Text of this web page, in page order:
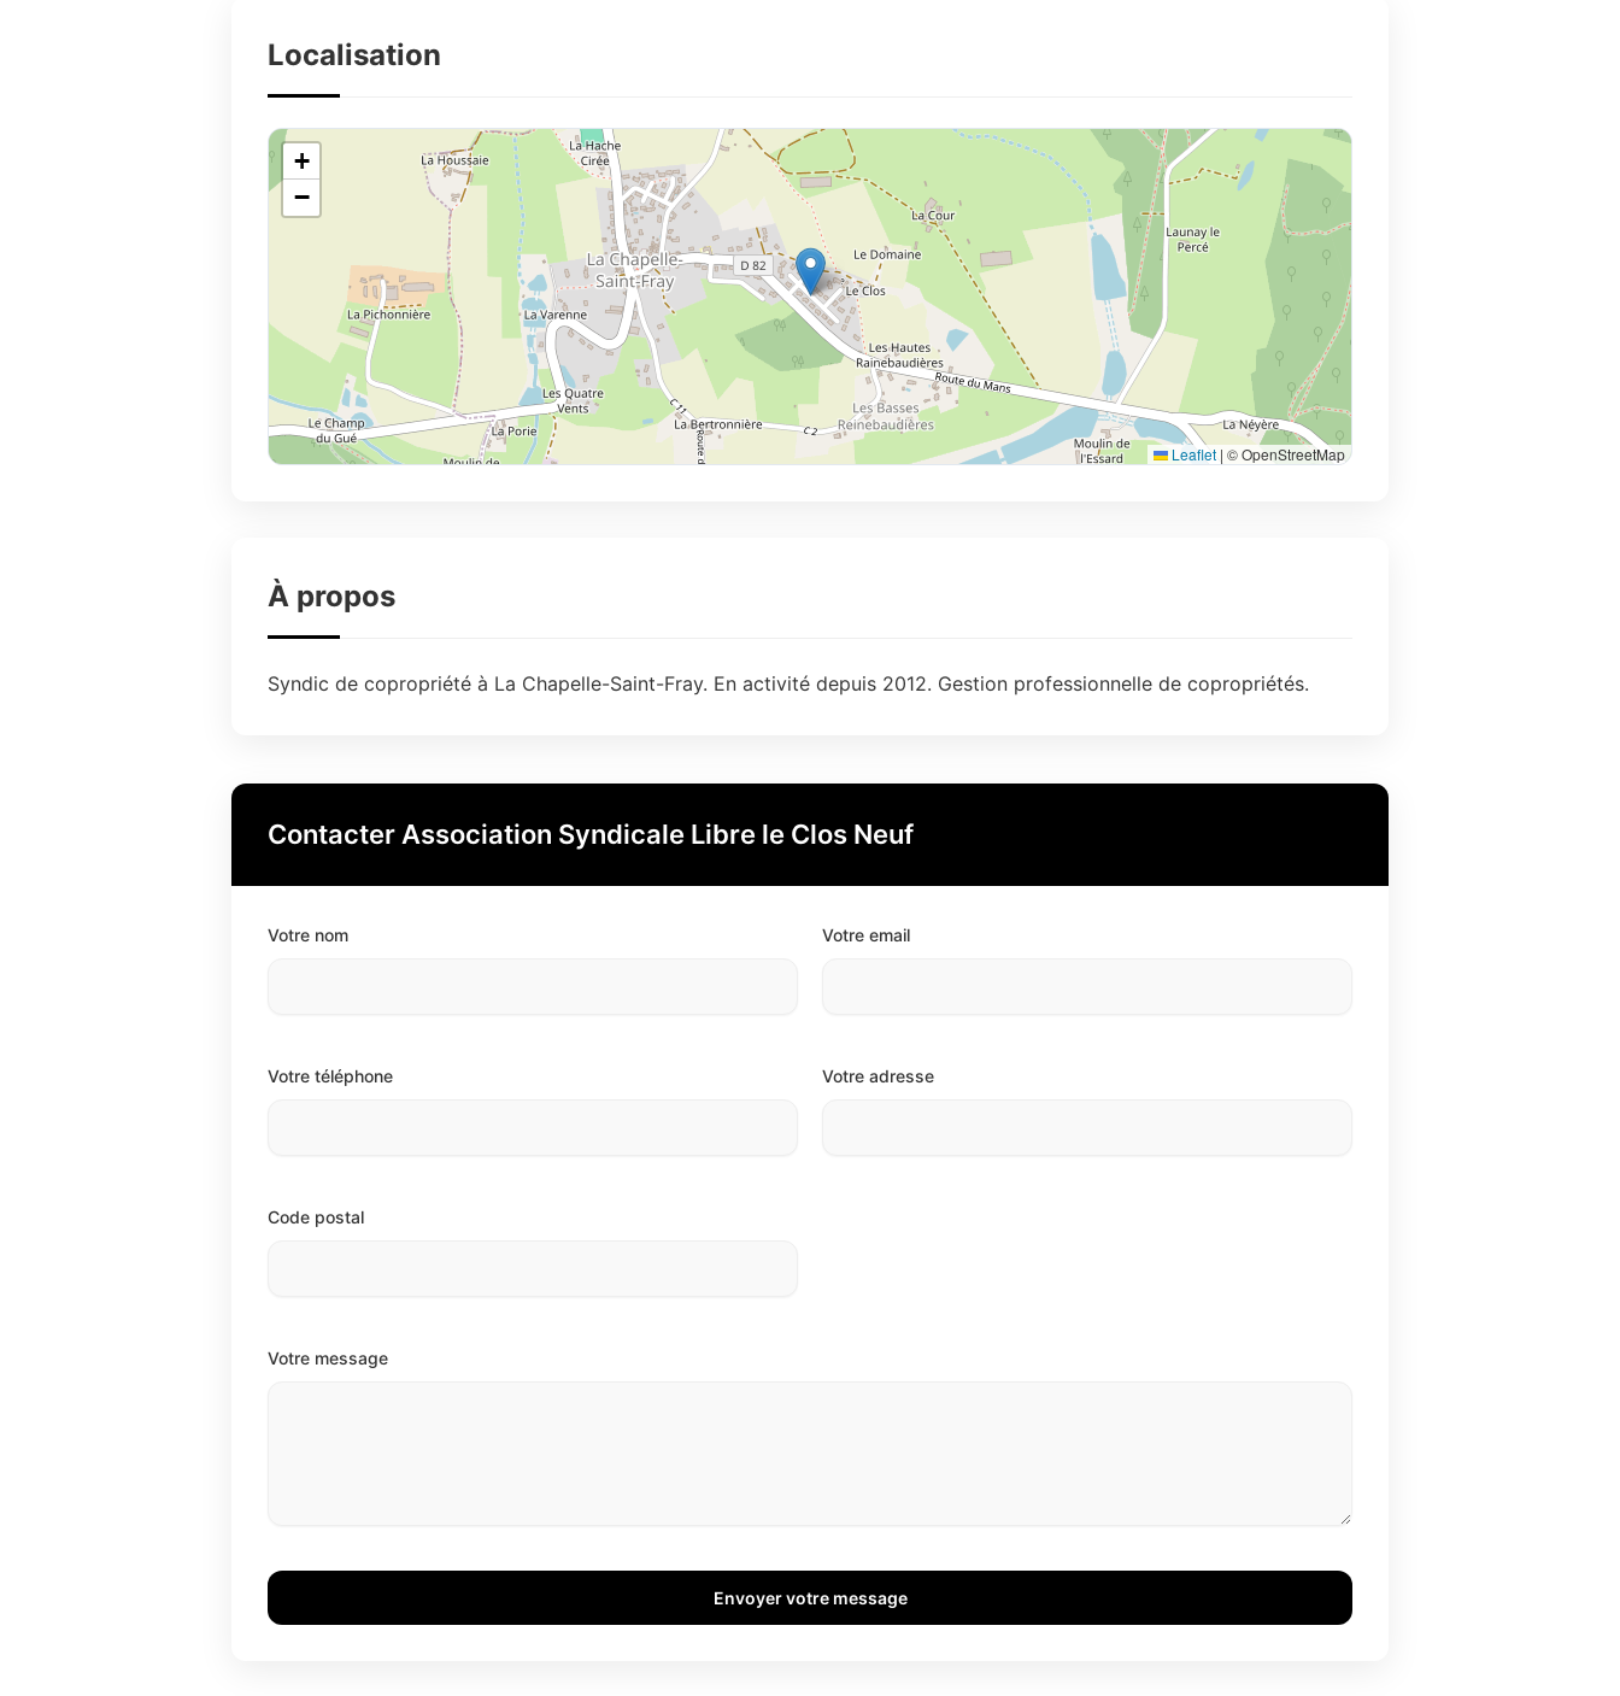
Localisation
+
−
Leaflet | © OpenStreetMap
À propos
Syndic de copropriété à La Chapelle-Saint-Fray. En activité depuis 2012. Gestion professionnelle de copropriétés.
Contacter Association Syndicale Libre le Clos Neuf
Votre nom Votre email
Votre téléphone Votre adresse
Code postal
Votre message
Envoyer votre message